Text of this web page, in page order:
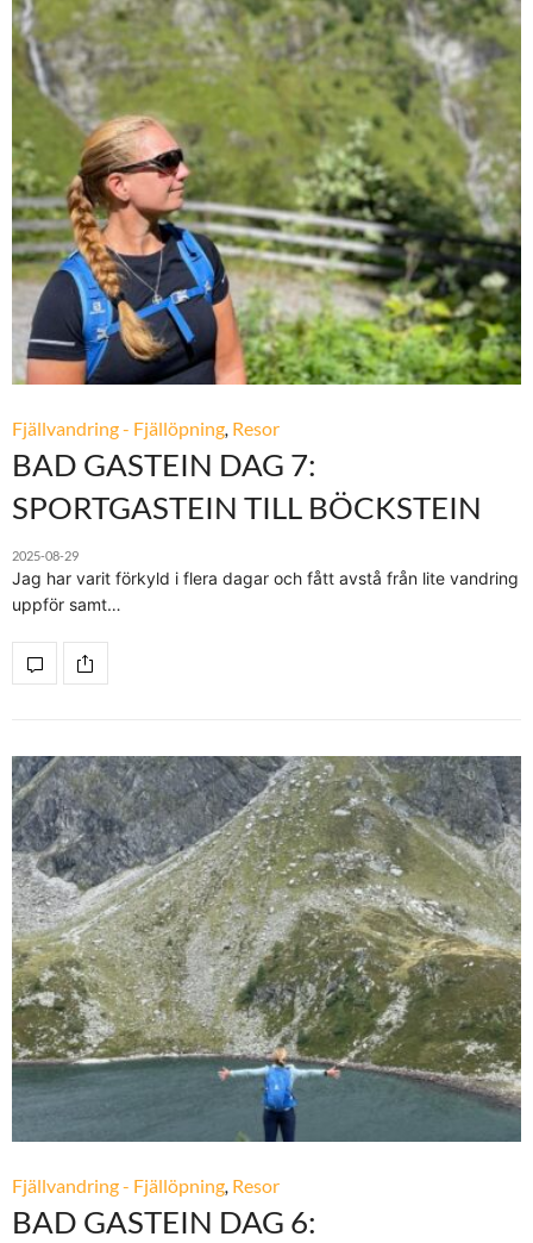
Fjällvandring - Fjällöpning, Resor
BAD GASTEIN DAG 7:
SPORTGASTEIN TILL BÖCKSTEIN
2025-08-29
Jag har varit förkyld i flera dagar och fått avstå från lite vandring
uppför samt…
Fjällvandring - Fjällöpning, Resor
BAD GASTEIN DAG 6: